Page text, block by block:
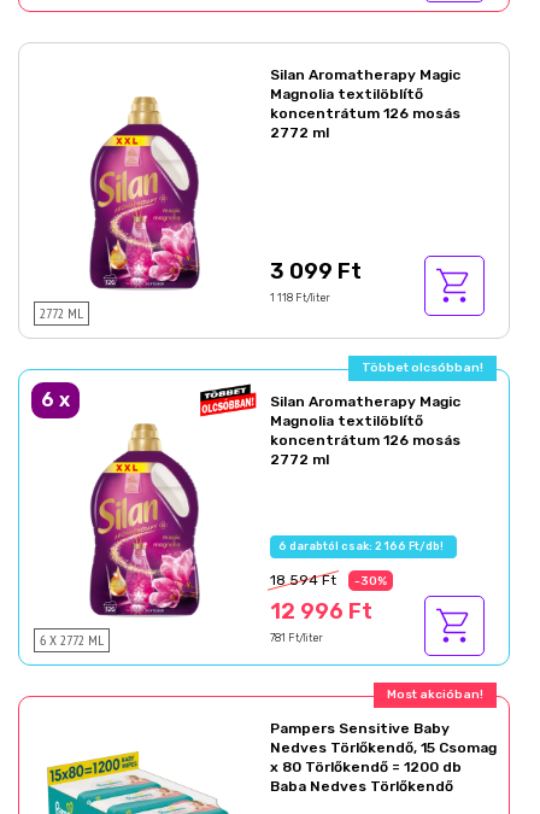
2772 ML
Silan Aromatherapy Magic
Magnolia textilöblítő
koncentrátum 126 mosás
2772 ml
3 099 Ft
1 118 Ft/liter
Többet olcsóbban!
6 x
6 X 2772 ML
Silan Aromatherapy Magic
Magnolia textilöblítő
koncentrátum 126 mosás
2772 ml
6 darabtól csak: 2 166 Ft/db!
18 594 Ft -30%
12 996 Ft
781 Ft/liter
Ajándék akció!
Pampers Sensitive Baby
Nedves Törlőkendő, 15 Csomag
x 80 Törlőkendő = 1200 db
Baba Nedves Törlőkendő